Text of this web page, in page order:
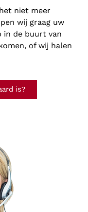
niet meer
wij graag uw
in de buurt van
of wij halen
is?